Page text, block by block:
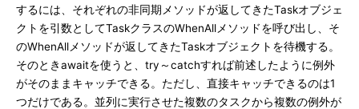
するには、それぞれの非同期メソッドが返してきたTaskオブジェ
クトを引数としてTaskクラスのWhenAllメソッドを呼び出し、そ
のWhenAllメソッドが返してきたTaskオブジェクトを待機する。
そのときawaitを使うと、try～catchすれば前述したように例外
がそのままキャッチできる。ただし、直接キャッチできるのは1
つだけである。並列に実行させた複数のタスクから複数の例外が